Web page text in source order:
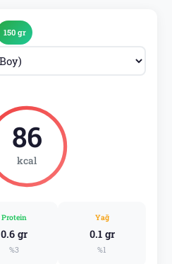
150 gr
86
kcal
Protein
0.6 gr
%3
Yağ
0.1 gr
%1